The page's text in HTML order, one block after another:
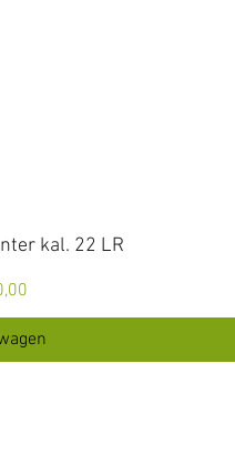
kal. 22 LR